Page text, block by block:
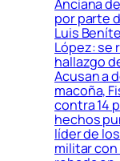
Anciana
por parte
Luis
López: se
hallazgo
Acusan a
macoña,
contra 14
hechos
líder de
militar